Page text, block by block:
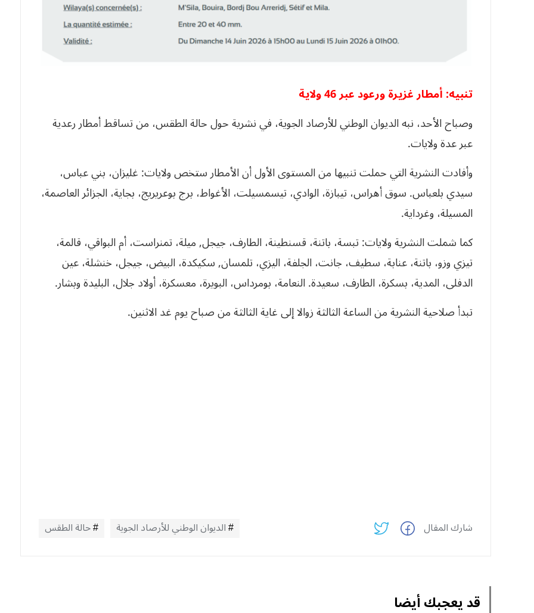
تنبيه: أمطار غزيرة ورعود عبر 46 ولاية
وصباح الأحد، نبه الديوان الوطني للأرصاد الجوية، في نشرية حول حالة الطقس، من تساقط أمطار رعدية
عبر عدة ولايات.
وأفادت النشرية التي حملت تنبيها من المستوى الأول أن الأمطار ستخص ولايات: غليزان، بني عباس،
سيدي بلعباس. سوق أهراس، تيبازة، الوادي، تيسمسيلت، الأغواط، برج بوعريريج، بجاية، الجزائر العاصمة،
المسيلة، وغرداية.
كما شملت النشرية ولايات: تبسة، باتنة، قسنطينة، الطارف، جيجل, ميلة، تمنراست، أم البواقي، قالمة،
تيزي وزو، باتنة، عنابة، سطيف، جانت، الجلفة، اليزي، تلمسان, سكيكدة، البيض، جيجل، خنشلة، عين
الدفلى، المدية، بسكرة، الطارف، سعيدة. النعامة، بومرداس، البويرة، معسكرة، أولاد جلال، البليدة وبشار.
تبدأ صلاحية النشرية من الساعة الثالثة زوالا إلى غاية الثالثة من صباح يوم غد الاثنين.
شارك المقال الديوان الوطني للأرصاد الجوية حالة الطقس
قد يعجبك أيضا